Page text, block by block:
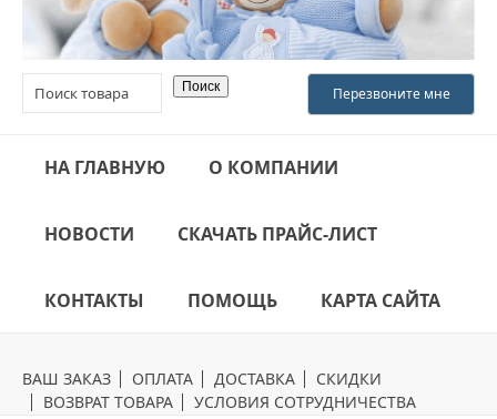
НА ГЛАВНУЮ О КОМПАНИИ
НОВОСТИ СКАЧАТЬ ПРАЙС-ЛИСТ
КОНТАКТЫ ПОМОЩЬ КАРТА САЙТА
ВАШ ЗАКАЗ ОПЛАТА ДОСТАВКА
СКИДКИ
ВОЗВРАТ ТОВАРА
УСЛОВИЯ СОТРУДНИЧЕСТВА